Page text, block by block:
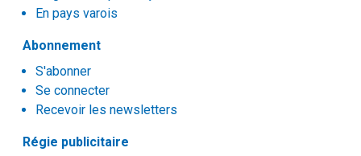
En pays varois
Abonnement
S'abonner
Se connecter
Recevoir les newsletters
Régie publicitaire